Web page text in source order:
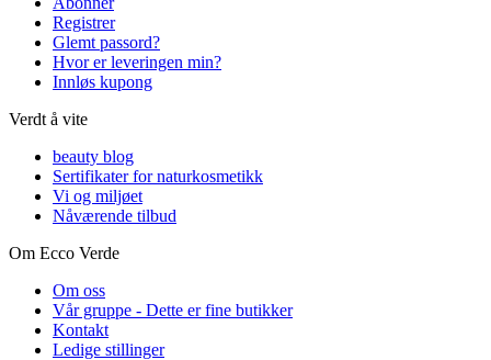
Registrer
Glemt passord?
Hvor er leveringen min?
Innløs kupong
Verdt å vite
beauty blog
Sertifikater for naturkosmetikk
Vi og miljøet
Nåværende tilbud
Om Ecco Verde
Om oss
Vår gruppe - Dette er fine butikker
Kontakt
Ledige stillinger